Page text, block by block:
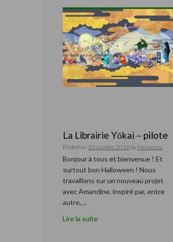
La Librairie Yōkai – pilote
Posted on 31 octobre 2018 by Mensetsu
Bonjour à tous et bienvenue ! Et
surtout bon Halloween ! Nous
travaillons sur un nouveau projet
avec Amandine, inspiré par, entre
autre,…
Lire la suite